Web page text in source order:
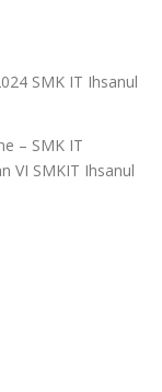
SMK IT Ihsanul
– SMK IT
VI SMKIT Ihsanul